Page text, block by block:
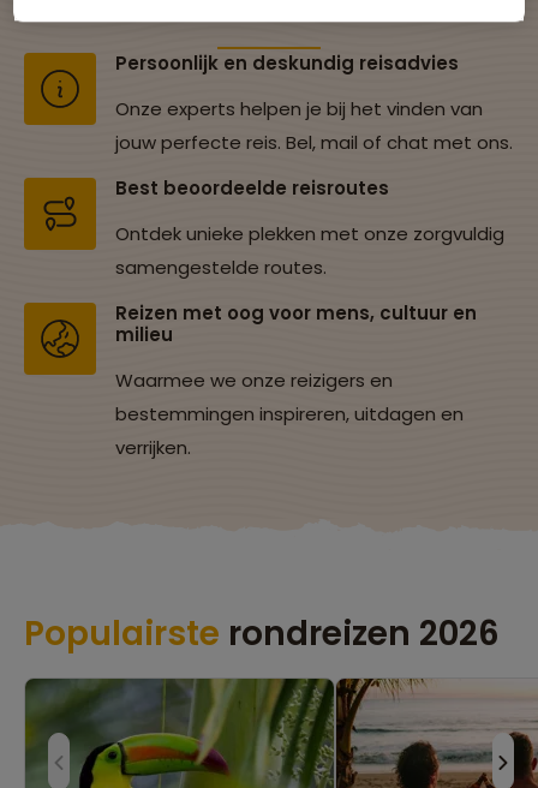
Persoonlijk en deskundig reisadvies
Onze experts helpen je bij het vinden van
jouw perfecte reis. Bel, mail of chat met ons.
Best beoordeelde reisroutes
Ontdek unieke plekken met onze zorgvuldig
samengestelde routes.
Reizen met oog voor mens, cultuur en
milieu
Waarmee we onze reizigers en
bestemmingen inspireren, uitdagen en
verrijken.
Populairste rondreizen 2026